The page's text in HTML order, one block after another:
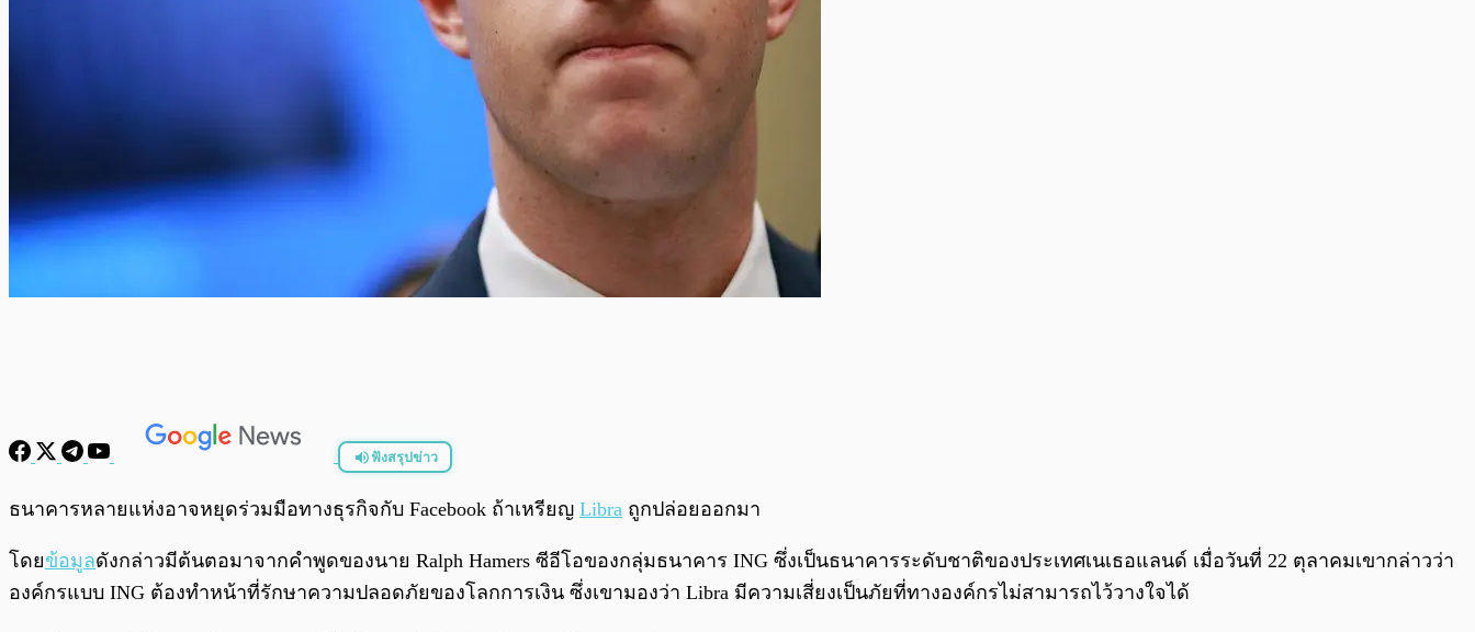
ฟังสรุปข่าว
ธนาคารหลายแห่งอาจหยุดร่วมมือทางธุรกิจกับ Facebook ถ้าเหรียญ Libra ถูกปล่อยออกมา
โดยข้อมูลดังกล่าวมีต้นตอมาจากคำพูดของนาย Ralph Hamers ซีอีโอของกลุ่มธนาคาร ING ซึ่งเป็นธนาคารระดับชาติของประเทศเนเธอแลนด์ เมื่อวันที่ 22 ตุลาคมเขากล่าวว่า
องค์กรแบบ ING ต้องทำหน้าที่รักษาความปลอดภัยของโลกการเงิน ซึ่งเขามองว่า Libra มีความเสี่ยงเป็นภัยที่ทางองค์กรไม่สามารถไว้วางใจได้